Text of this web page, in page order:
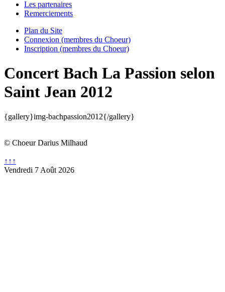
Les partenaires
Remerciements
Plan du Site
Connexion (membres du Choeur)
Inscription (membres du Choeur)
Concert Bach La Passion selon
Saint Jean 2012
{gallery}img-bachpassion2012{/gallery}
© Choeur Darius Milhaud
↑↑↑
Vendredi 7 Août 2026